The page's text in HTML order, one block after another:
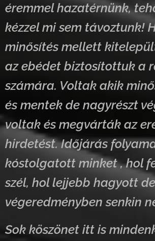
éremmel hazatérnünk,
kézzel mi sem távoztunk!
minősítés mellett
az ebédet biztosítottuk a
számára. Voltak akik
és mentek de nagyrészt
voltak és megvárták az
hirdetést. Időjárás
kóstolgatott minket , hol
szél, hol lejjebb hagyott de
végeredményben senkin
Sok köszönet itt is